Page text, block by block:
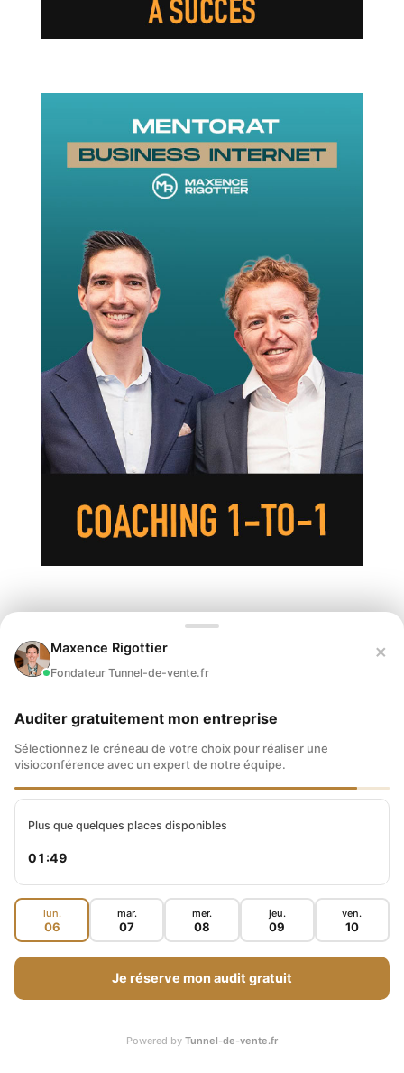
Maxence Rigottier
Fondateur Tunnel-de-vente.fr
×
Auditer gratuitement mon entreprise
Sélectionnez le créneau de votre choix pour réaliser une
visioconférence avec un expert de notre équipe.
Plus que quelques places disponibles
01:48
lun.
06
mar.
07
mer.
08
jeu.
09
ven.
10
Je réserve mon audit gratuit
Powered by Tunnel-de-vente.fr